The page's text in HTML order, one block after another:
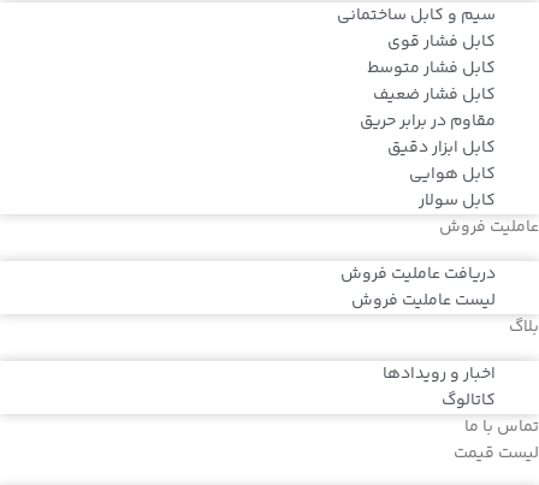
سیم و کابل ساختمانی
کابل فشار قوی
کابل فشار متوسط
کابل فشار ضعیف
مقاوم در برابر حریق
کابل ابزار دقیق
کابل هوایی
کابل سولار
عاملیت فروش
دریافت عاملیت فروش
لیست عاملیت فروش
بلاگ
اخبار و رویدادها
کاتالوگ
تماس با ما
لیست قیمت